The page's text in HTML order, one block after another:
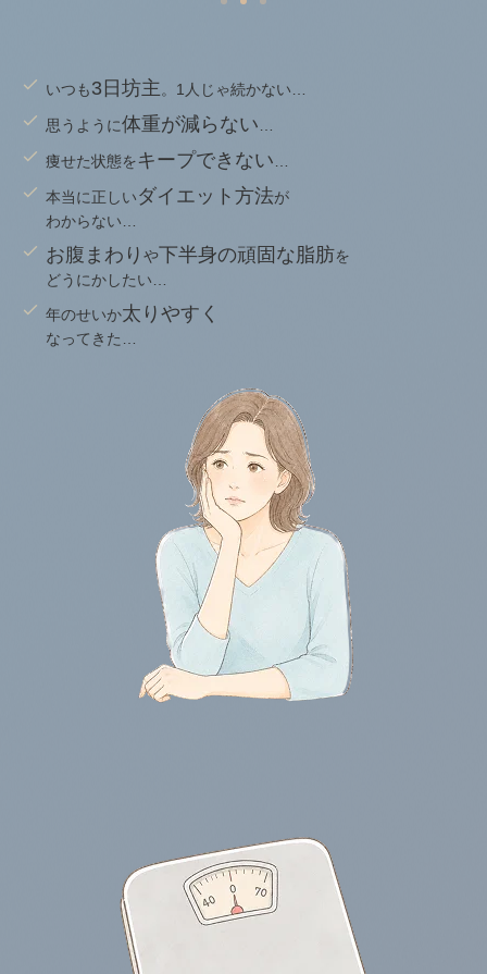
いつも3日坊主。1人じゃ続かない…
思うように体重が減らない
痩せた状態をキープできない
本当に正しいダイエット方法が
わからない…
お腹まわりや下半身の頑固な脂肪を
どうにかしたい…
年のせいか太りやすく
なってきた…